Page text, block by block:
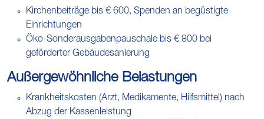
Kirchenbeiträge bis € 600, Spenden an begüstigte
Einrichtungen
Öko-Sonderausgabenpauschale bis € 800 bei
geförderter Gebäudesanierung
Außergewöhnliche Belastungen
Krankheitskosten (Arzt, Medikamente, Hilfsmittel) nach
Abzug der Kassenleistung